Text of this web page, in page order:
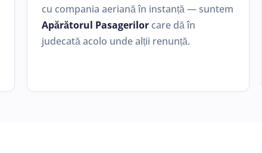
cu compania aeriană în instanță — suntem
Apărătorul Pasagerilor care dă în
judecată acolo unde alții renunță.